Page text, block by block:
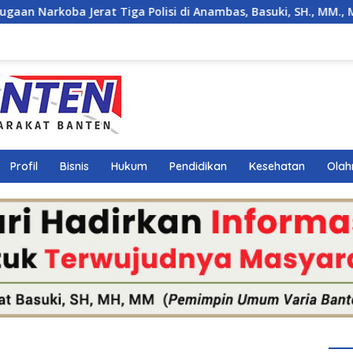
Polisi di Anambas, Basuki, SH., MM., MH. : Hukum Harus
Profil Bisnis Hukum Pendidikan Kesehatan